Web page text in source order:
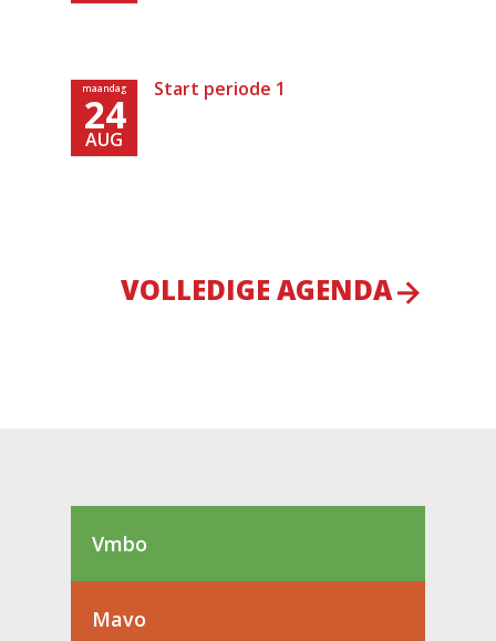
maandag
24
AUG
Start periode 1
VOLLEDIGE AGENDA
Vmbo
Mavo